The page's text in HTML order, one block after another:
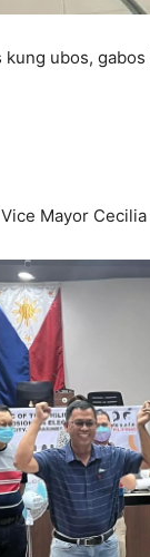
ubos,
Mayor